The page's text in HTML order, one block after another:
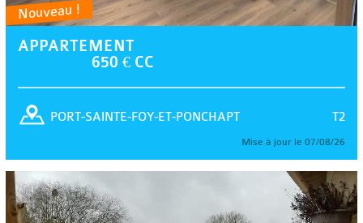
Nouveau !
APPARTEMENT
650 € CC
T2
PORT-SAINTE-FOY-ET-PONCHAPT
Mise à jour le 07/08/26